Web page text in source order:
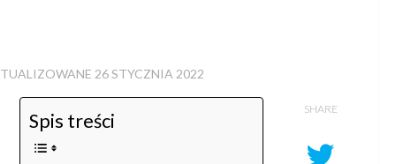
26 STYCZNIA 2022
Spis treści
SHARE